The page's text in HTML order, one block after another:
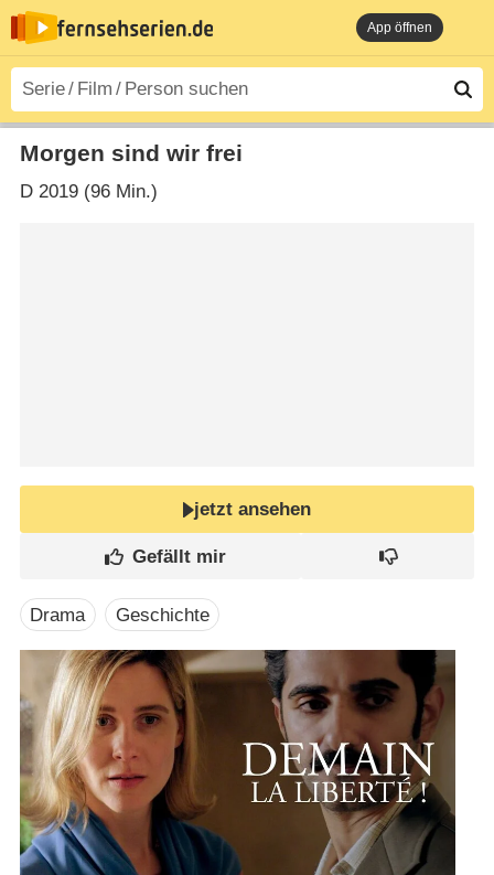
App öffnen
Morgen sind wir frei
D2019 (96 Min.)
jetzt ansehen
Drama Geschichte